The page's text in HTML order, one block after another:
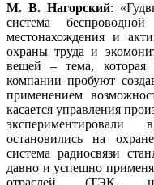
М. В. Нагорский:
система
местонахождения и
охраны труда и
вещей – тема,
компании пробуют
применением
касается управления
остановились на
система радиосвязи
давно и успешно